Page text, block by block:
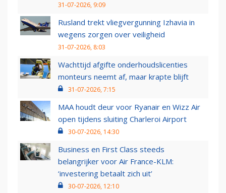
31-07-2026, 9:09
Rusland trekt vliegvergunning Izhavia in
wegens zorgen over veiligheid
31-07-2026, 8:03
Wachttijd afgifte onderhoudslicenties
monteurs neemt af, maar krapte blijft
31-07-2026, 7:15
MAA houdt deur voor Ryanair en Wizz Air
open tijdens sluiting Charleroi Airport
30-07-2026, 14:30
Business en First Class steeds
belangrijker voor Air France-KLM:
‘investering betaalt zich uit’
30-07-2026, 12:10